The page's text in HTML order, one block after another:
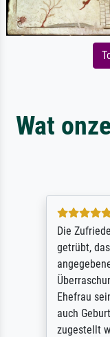
Wat
Die
getrübt,
Ehefrau
auch
zugestellt